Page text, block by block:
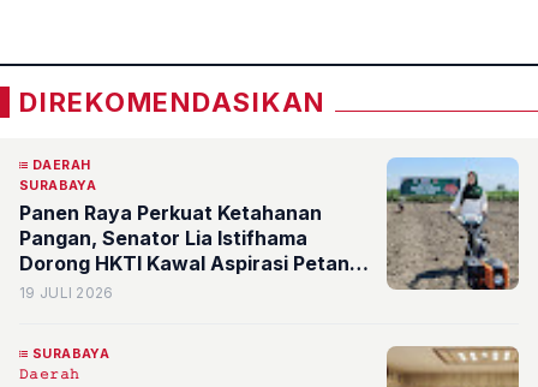
DIREKOMENDASIKAN
DAERAH
SURABAYA
Panen Raya Perkuat Ketahanan
Pangan, Senator Lia Istifhama
Dorong HKTI Kawal Aspirasi Petani
hingga Tingkat Nasional
19 JULI 2026
SURABAYA
𝙳𝚊𝚎𝚛𝚊𝚑